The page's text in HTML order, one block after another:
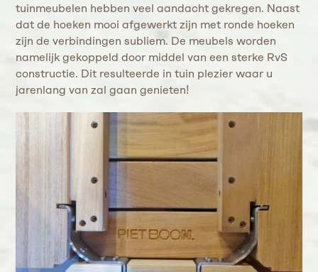
tuinmeubelen hebben veel aandacht gekregen. Naast
dat de hoeken mooi afgewerkt zijn met ronde hoeken
zijn de verbindingen subliem. De meubels worden
namelijk gekoppeld door middel van een sterke RvS
constructie. Dit resulteerde in tuin plezier waar u
jarenlang van zal gaan genieten!